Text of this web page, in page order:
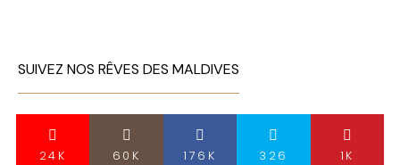
SUIVEZ NOS RÊVES DES MALDIVES
24K 60K 176K 326 1K